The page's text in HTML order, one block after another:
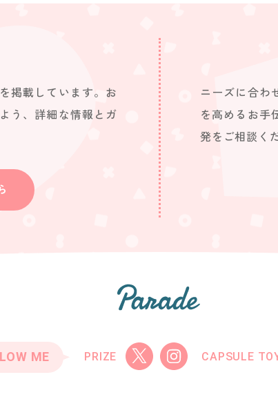
掲載しています。お
う、詳細な情報とガ
ニーズに合わ
を高めるお手
発をご相談く
ME PRIZE CAPSULE